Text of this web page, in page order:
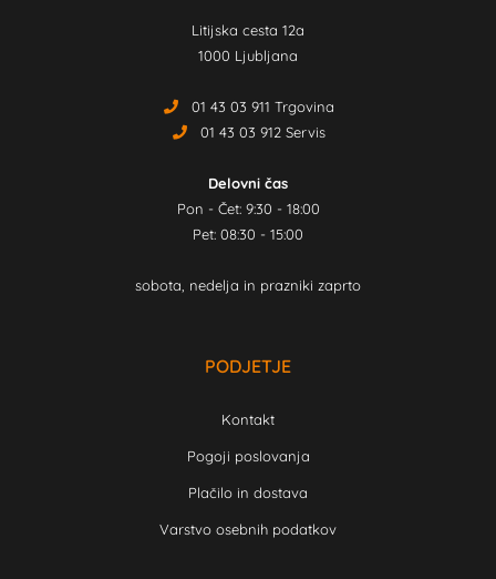
Litijska cesta 12a
1000 Ljubljana
01 43 03 911 Trgovina
01 43 03 912 Servis
Delovni čas
Pon - Čet: 9:30 - 18:00
Pet: 08:30 - 15:00
sobota, nedelja in prazniki zaprto
PODJETJE
Kontakt
Pogoji poslovanja
Plačilo in dostava
Varstvo osebnih podatkov